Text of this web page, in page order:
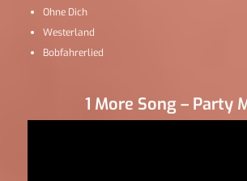
Ohne Dich
Westerland
Bobfahrerlied
1 More Song – Party